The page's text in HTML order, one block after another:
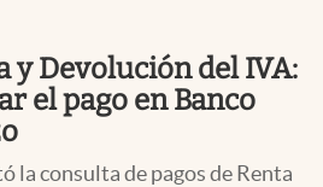
y Devolución del IVA:
el pago en Banco
la consulta de pagos de Renta